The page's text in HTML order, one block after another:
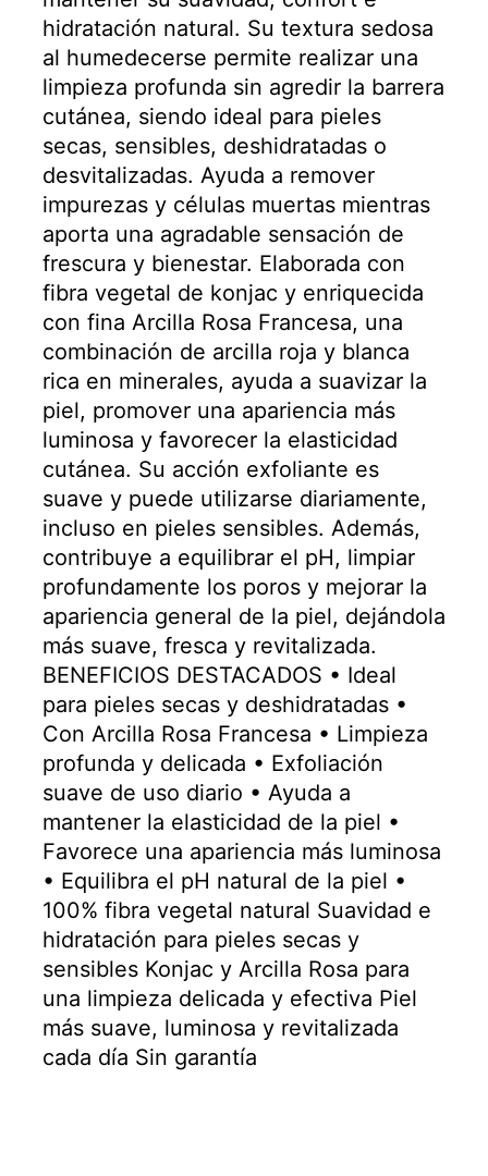
hidratación natural. Su textura sedosa
al humedecerse permite realizar una
limpieza profunda sin agredir la barrera
cutánea, siendo ideal para pieles
secas, sensibles, deshidratadas o
desvitalizadas. Ayuda a remover
impurezas y células muertas mientras
aporta una agradable sensación de
frescura y bienestar. Elaborada con
fibra vegetal de konjac y enriquecida
con fina Arcilla Rosa Francesa, una
combinación de arcilla roja y blanca
rica en minerales, ayuda a suavizar la
piel, promover una apariencia más
luminosa y favorecer la elasticidad
cutánea. Su acción exfoliante es
suave y puede utilizarse diariamente,
incluso en pieles sensibles. Además,
contribuye a equilibrar el pH, limpiar
profundamente los poros y mejorar la
apariencia general de la piel, dejándola
más suave, fresca y revitalizada.
BENEFICIOS DESTACADOS • Ideal
para pieles secas y deshidratadas •
Con Arcilla Rosa Francesa • Limpieza
profunda y delicada • Exfoliación
suave de uso diario • Ayuda a
mantener la elasticidad de la piel •
Favorece una apariencia más luminosa
• Equilibra el pH natural de la piel •
100% fibra vegetal natural Suavidad e
hidratación para pieles secas y
sensibles Konjac y Arcilla Rosa para
una limpieza delicada y efectiva Piel
más suave, luminosa y revitalizada
cada día Sin garantía